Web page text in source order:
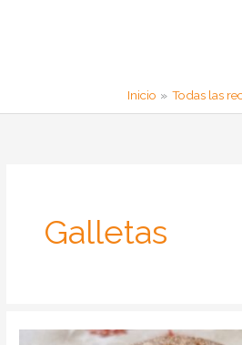
Inicio Todas las
Galletas